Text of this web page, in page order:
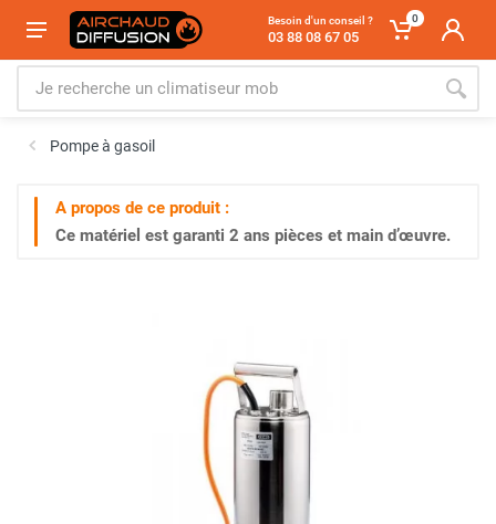
Besoin d'un conseil ?
03 88 08 67 05
0
Pompe à gasoil
A propos de ce produit :
Ce matériel est garanti 2 ans pièces et main d’œuvre.